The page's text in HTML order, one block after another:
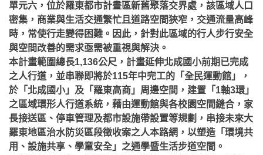
單元六，位於羅東都市計畫區新舊聚落交界處，該區域人口
密集，商業與生活交通繁忙且道路空間狹窄，交通流量高峰
時，常使行走變得困難。因此，針對此區域的行人步行安全
與空間改善的需求亟需被重視與解決。
本計畫範圍總長1,136公尺，計畫延伸北成國小前期已完成
之人行道，並串聯即將於115年中完工的「全民運動館」，
於「北成國小」及「羅東高商」周邊空間，建置「1軸3環」
之區域環形人行道系統，藉由運動館與各校園空間縫合，家
長接送區、停車管理及都市設施帶設置等規劃，串接未來大
羅東地區治水防災區段徵收案之人本路網，以塑造「環境共
用、設施共享、學童安全」之通學暨生活步道空間。